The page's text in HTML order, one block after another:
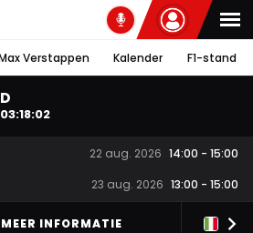
Verstappen Kalender F1-stand
03:18:01
22 aug. 2026 14:00 - 15:00
23 aug. 2026 13:00 - 15:00
MEER INFORMATIE